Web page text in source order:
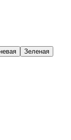
Зеленая